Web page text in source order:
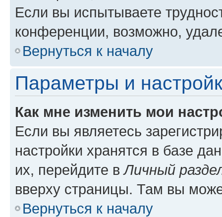
Если вы испытываете
конференции, возможно,
Вернуться к началу
Параметры и
Как мне изменить мои
Если вы являетесь
настройки хранятся в базе
их, перейдите вЛичный
вверху страницы. Там вы
Вернуться к началу